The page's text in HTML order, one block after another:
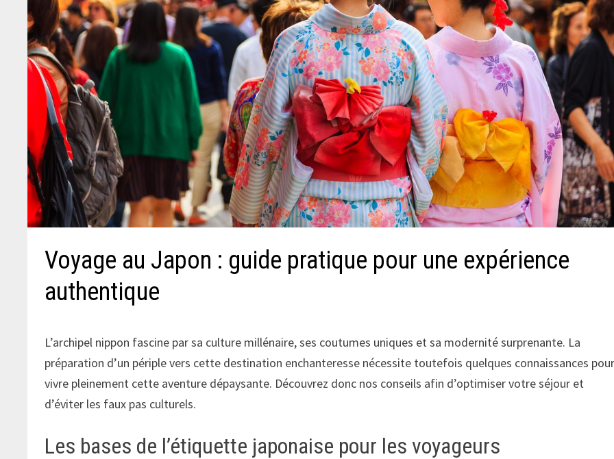
Voyage au Japon : guide pratique pour une expérience
authentique
L’archipel nippon fascine par sa culture millénaire, ses coutumes uniques et sa modernité surprenante. La
préparation d’un périple vers cette destination enchanteresse nécessite toutefois quelques connaissances pour
vivre pleinement cette aventure dépaysante. Découvrez donc nos conseils afin d’optimiser votre séjour et
d’éviter les faux pas culturels.
Les bases de l’étiquette japonaise pour les voyageurs